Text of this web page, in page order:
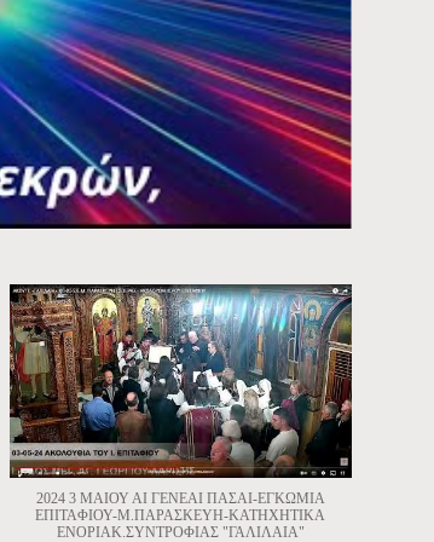
2024 3 ΜΑΙΟΥ ΑΙ ΓΕΝΕΑΙ ΠΑΣΑΙ-ΕΓΚΩΜΙΑ
ΕΠΙΤΑΦΙΟΥ-Μ.ΠΑΡΑΣΚΕΥΗ-ΚΑΤΗΧΗΤΙΚΑ
ΕΝΟΡΙΑΚ.ΣΥΝΤΡΟΦΙΑΣ "ΓΑΛΙΛΑΙΑ"